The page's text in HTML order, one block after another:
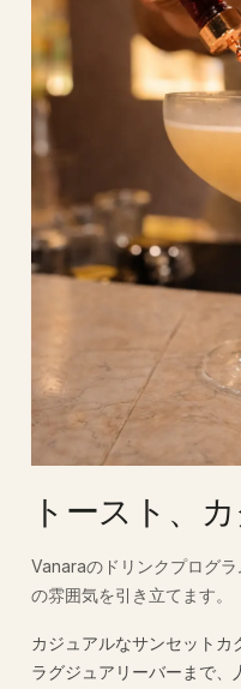
トースト、
Vanaraのドリンクプログ
の雰囲気を引き立てます。
カジュアルなサンセット
ラグジュアリーバーまで、